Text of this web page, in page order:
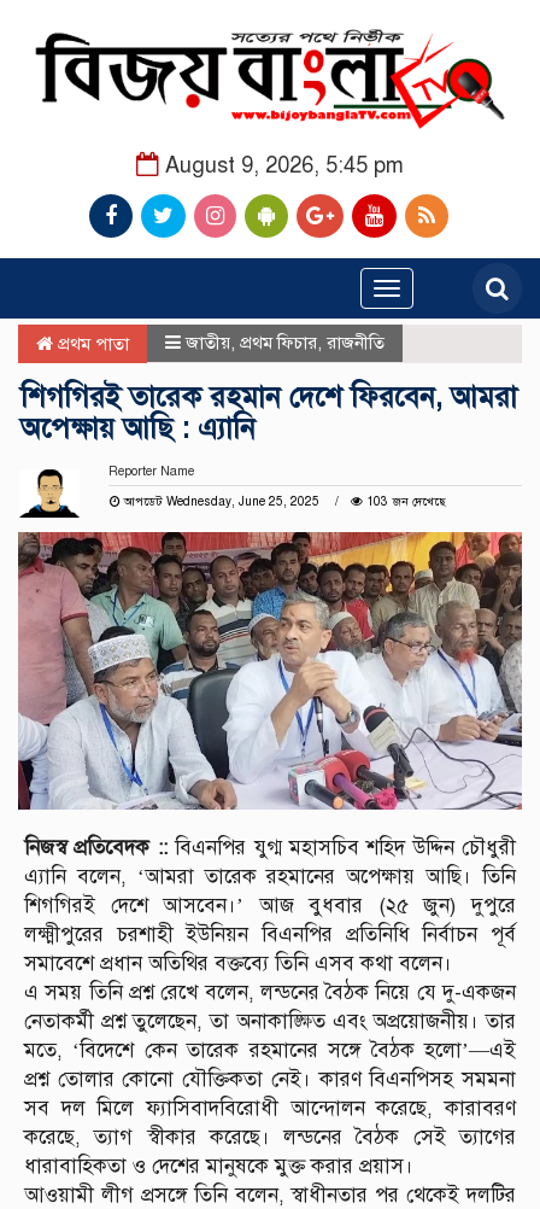
August 9, 2026, 5:45 pm
Toggle
navigation
প্রথম পাতা জাতীয় প্রথম ফিচার রাজনীতি
শিগগিরই তারেক রহমান দেশে ফিরবেন, আমরা
অপেক্ষায় আছি : এ্যানি
Reporter Name
আপডেট Wednesday, June 25, 2025
103 জন দেখেছে
নিজস্ব প্রতিবেদক ::বিএনপির যুগ্ম মহাসচিব শহিদ উদ্দিন চৌধুরী
এ্যানি বলেন, ‘আমরা তারেক রহমানের অপেক্ষায় আছি। তিনি
শিগগিরই দেশে আসবেন।’ আজ বুধবার (২৫ জুন) দুপুরে
লক্ষ্মীপুরের চরশাহী ইউনিয়ন বিএনপির প্রতিনিধি নির্বাচন পূর্ব
সমাবেশে প্রধান অতিথির বক্তব্যে তিনি এসব কথা বলেন।
এ সময় তিনি প্রশ্ন রেখে বলেন, লন্ডনের বৈঠক নিয়ে যে দু-একজন
নেতাকর্মী প্রশ্ন তুলেছেন, তা অনাকাঙ্ক্ষিত এবং অপ্রয়োজনীয়। তার
মতে, ‘বিদেশে কেন তারেক রহমানের সঙ্গে বৈঠক হলো’—এই
প্রশ্ন তোলার কোনো যৌক্তিকতা নেই। কারণ বিএনপিসহ সমমনা
সব দল মিলে ফ্যাসিবাদবিরোধী আন্দোলন করেছে, কারাবরণ
করেছে, ত্যাগ স্বীকার করেছে। লন্ডনের বৈঠক সেই ত্যাগের
ধারাবাহিকতা ও দেশের মানুষকে মুক্ত করার প্রয়াস।
আওয়ামী লীগ প্রসঙ্গে তিনি বলেন, স্বাধীনতার পর থেকেই দলটির